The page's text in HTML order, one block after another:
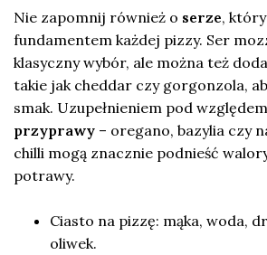
Nie zapomnij również o serze,
fundamentem każdej pizzy. Ser
klasyczny wybór, ale można też
takie jak cheddar czy gorgonzola,
smak. Uzupełnieniem pod
przyprawy – oregano, bazylia czy
chilli mogą znacznie podnieść
potrawy.
Ciasto na pizzę: mąka, woda,
oliwek.